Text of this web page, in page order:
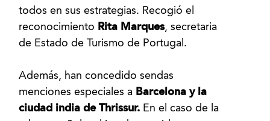
todos en sus estrategias. Recogió el
reconocimiento Rita Marques, secretaria
de Estado de Turismo de Portugal.
Además, han concedido sendas
menciones especiales a Barcelona y la
ciudad india de Thrissur. En el caso de la